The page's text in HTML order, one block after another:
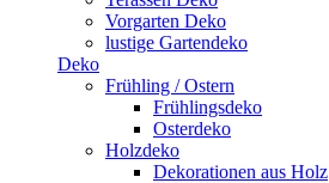
Vorgarten Deko
lustige Gartendeko
Deko
Frühling / Ostern
Frühlingsdeko
Osterdeko
Holzdeko
Dekorationen aus Holz